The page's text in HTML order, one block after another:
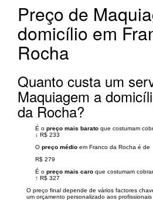
Preço de
domicílio em
Rocha
Quanto custa um
Maquiagem a
da Rocha?
É o preço mais barato que costumam
↓ R$ 233
O preço médio em Franco da Rocha é de
R$ 279
É o preço mais caro que costumam
↑ R$ 327
O preço final depende de vários factores
um orçamento personalizado aos profissionais